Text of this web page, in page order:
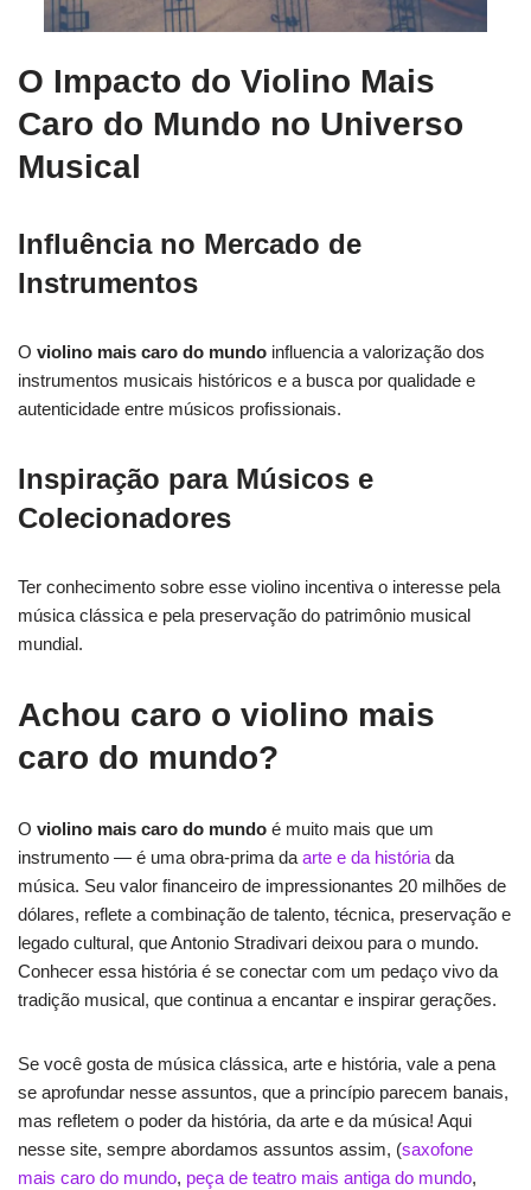
O Impacto do Violino Mais
Caro do Mundo no Universo
Musical
Influência no Mercado de
Instrumentos
O violino mais caro do mundo influencia a valorização dos
instrumentos musicais históricos e a busca por qualidade e
autenticidade entre músicos profissionais.
Inspiração para Músicos e
Colecionadores
Ter conhecimento sobre esse violino incentiva o interesse pela
música clássica e pela preservação do patrimônio musical
mundial.
Achou caro o violino mais
caro do mundo?
O violino mais caro do mundo é muito mais que um
instrumento — é uma obra-prima da arte e da história da
música. Seu valor financeiro de impressionantes 20 milhões de
dólares, reflete a combinação de talento, técnica, preservação e
legado cultural, que Antonio Stradivari deixou para o mundo.
Conhecer essa história é se conectar com um pedaço vivo da
tradição musical, que continua a encantar e inspirar gerações.
Se você gosta de música clássica, arte e história, vale a pena
se aprofundar nesse assuntos, que a princípio parecem banais,
mas refletem o poder da história, da arte e da música! Aqui
nesse site, sempre abordamos assuntos assim, (saxofone
mais caro do mundo, peça de teatro mais antiga do mundo,